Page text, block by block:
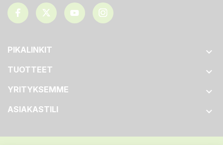
PIKALINKIT 
TUOTTEET 
YRITYKSEMME 
ASIAKASTILI 